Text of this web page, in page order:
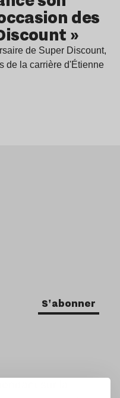
des
»
de Super Discount,
de la carrière d'Étienne
S'abonner
sur la